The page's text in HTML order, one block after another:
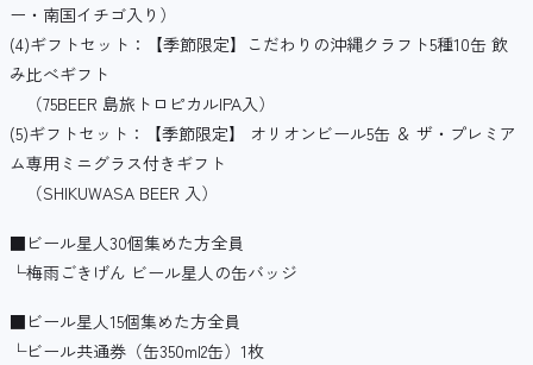
ー・南国イチゴ入り）
(4)ギフトセット：【季節限定】こだわりの沖縄クラフト5種10缶 飲
み比べギフト
（75BEER 島旅トロピカルIPA入）
(5)ギフトセット：【季節限定】 オリオンビール5缶 ＆ ザ・プレミア
ム専用ミニグラス付きギフト
（SHIKUWASA BEER 入）
■ビール星人30個集めた方全員
└梅雨ごきげん ビール星人の缶バッジ
■ビール星人15個集めた方全員
└ビール共通券（缶350ml2缶）1枚